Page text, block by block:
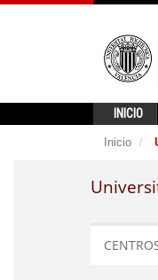
INICIO
Inicio